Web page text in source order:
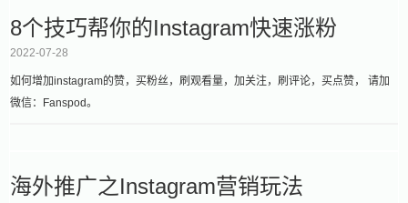
8个技巧帮你的Instagram快速涨粉
2022-07-28
如何增加instagram的赞，买粉丝，刷观看量，加关注，刷评论，买点赞， 请加
微信：Fanspod。
海外推广之Instagram营销玩法